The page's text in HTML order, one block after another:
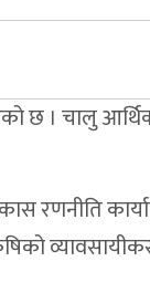
छ । चालु
रणनीति